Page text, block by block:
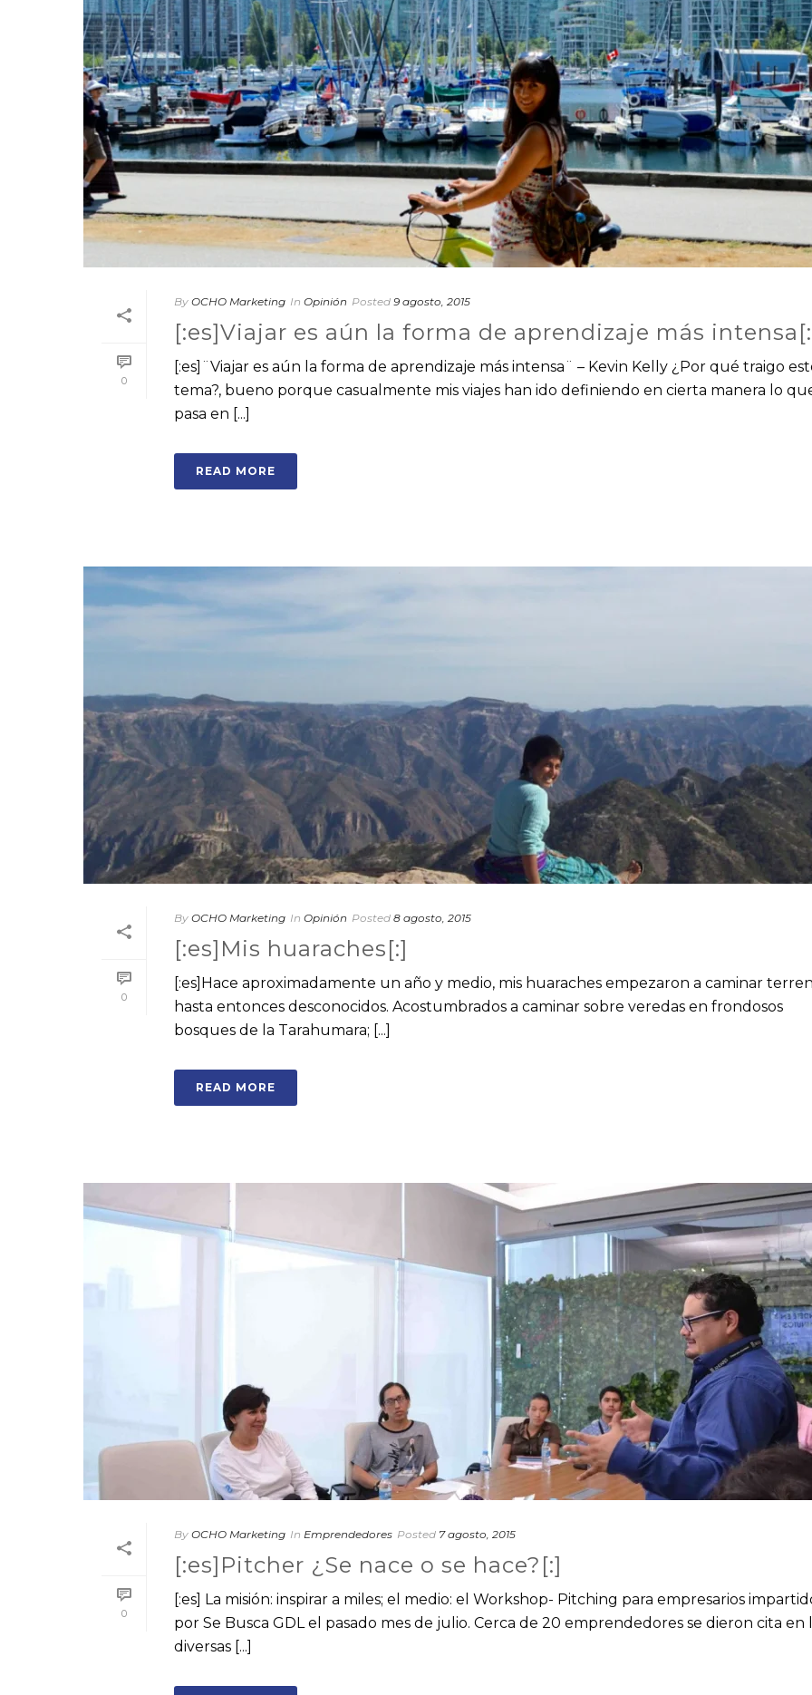
0
By OCHO Marketing In Opinión Posted 9 agosto, 2015
[:es]Viajar es aún la forma de aprendizaje más
[:es]¨Viajar es aún la forma de aprendizaje más intensa¨ – Kevin Kelly ¿Por qué traigo
tema?, bueno porque casualmente mis viajes han ido definiendo en cierta manera lo
pasa en [...]
READ MORE
0
By OCHO Marketing In Opinión Posted 8 agosto, 2015
[:es]Mis huaraches[:]
[:es]Hace aproximadamente un año y medio, mis huaraches empezaron a caminar
hasta entonces desconocidos. Acostumbrados a caminar sobre veredas en frondosos
bosques de la Tarahumara; [...]
READ MORE
0
By OCHO Marketing In Emprendedores Posted 7 agosto, 2015
[:es]Pitcher ¿Se nace o se hace?[:]
[:es] La misión: inspirar a miles; el medio: el Workshop- Pitching para empresarios
por Se Busca GDL el pasado mes de julio. Cerca de 20 emprendedores se dieron cita en
diversas [...]